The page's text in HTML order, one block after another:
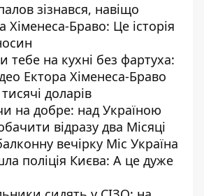
зізнався, навіщо
Хіменеса-Браво: Це історія
тебе на кухні без фартуха:
Ектора Хіменеса-Браво
доларів
на добре: над Україною
відразу два Місяці
вечірку Міс Україна
поліція Києва: А це дуже